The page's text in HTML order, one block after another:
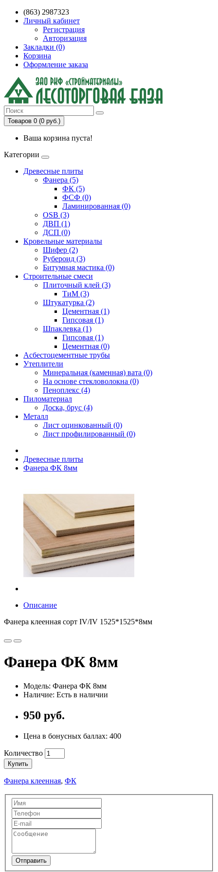
(863) 2987323
Личный кабинет
Регистрация
Авторизация
Закладки (0)
Корзина
Оформление заказа
Товаров 0 (0 руб.)
Ваша корзина пуста!
Категории
Древесные плиты
Фанера (5)
ФК (5)
ФСФ (0)
Ламинированная (0)
OSB (3)
ДВП (1)
ДСП (0)
Кровельные материалы
Шифер (2)
Рубероид (3)
Битумная мастика (0)
Строительные смеси
Плиточный клей (3)
ТиМ (3)
Штукатурка (2)
Цементная (1)
Гипсовая (1)
Шпаклевка (1)
Гипсовая (1)
Цементная (0)
Асбестоцементные трубы
Утеплители
Минеральная (каменная) вата (0)
На основе стекловолокна (0)
Пеноплекс (4)
Пиломатериал
Доска, брус (4)
Металл
Лист оцинкованный (0)
Лист профилированный (0)
Древесные плиты
Фанера ФК 8мм
Описание
Фанера клеенная сорт IV/IV 1525*1525*8мм
Фанера ФК 8мм
Модель: Фанера ФК 8мм
Наличие: Есть в наличии
950 руб.
Цена в бонусных баллах: 400
Количество
Купить
Фанера клеенная, ФК